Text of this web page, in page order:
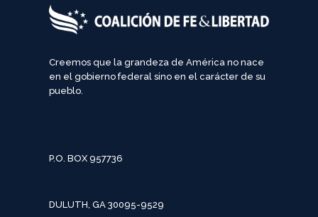
Creemos que la grandeza de América no nace
en el gobierno federal sino en el carácter de su
pueblo.
P.O. BOX 957736
DULUTH, GA 30095-9529